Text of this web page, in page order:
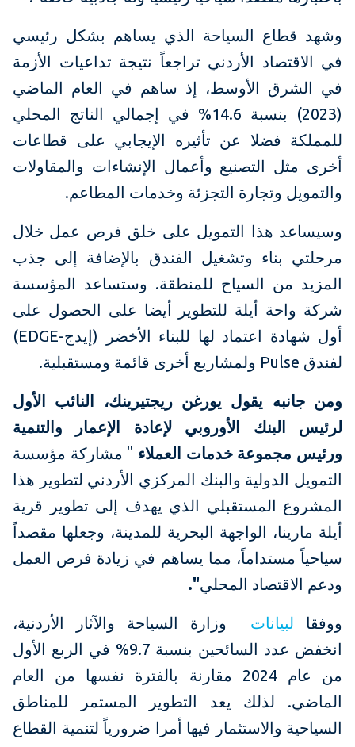
وشهد قطاع السياحة الذي يساهم بشكل رئيسي
في الاقتصاد الأردني تراجعاً نتيجة تداعيات الأزمة
في الشرق الأوسط، إذ ساهم في العام الماضي
(2023) بنسبة 14.6% في إجمالي الناتج المحلي
للمملكة فضلا عن تأثيره الإيجابي على قطاعات
أخرى مثل التصنيع وأعمال الإنشاءات والمقاولات
والتمويل وتجارة التجزئة وخدمات المطاعم.
وسيساعد هذا التمويل على خلق فرص عمل خلال
مرحلتي بناء وتشغيل الفندق بالإضافة إلى جذب
المزيد من السياح للمنطقة. وستساعد المؤسسة
شركة واحة أيلة للتطوير أيضا على الحصول على
أول شهادة اعتماد لها للبناء الأخضر (إيدج-EDGE)
لفندق Pulse ولمشاريع أخرى قائمة ومستقبلية.
ومن جانبه يقول يورغن ريجتيرينك، النائب الأول
لرئيس البنك الأوروبي لإعادة الإعمار والتنمية
ورئيس مجموعة خدمات العملاء " مشاركة مؤسسة
التمويل الدولية والبنك المركزي الأردني لتطوير هذا
المشروع المستقبلي الذي يهدف إلى تطوير قرية
أيلة مارينا، الواجهة البحرية للمدينة، وجعلها مقصداً
سياحياً مستداماً، مما يساهم في زيادة فرص العمل
ودعم الاقتصاد المحلي".
ووفقا لبيانات وزارة السياحة والآثار الأردنية،
انخفض عدد السائحين بنسبة 9.7% في الربع الأول
من عام 2024 مقارنة بالفترة نفسها من العام
الماضي. لذلك يعد التطوير المستمر للمناطق
السياحية والاستثمار فيها أمرا ضرورياً لتنمية القطاع